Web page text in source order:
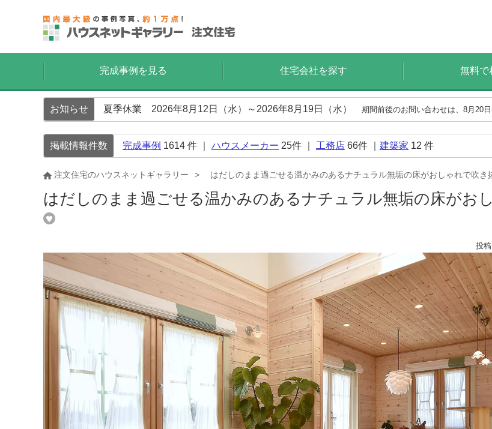
完成事例を見る 住宅会社を探す 無料で
お知らせ 夏季休業 2026年8月12日（水）～2026年8月19日（水） 期間前後のお問い合わせは、8月20
掲載情報件数 完成事例 1614 件 ｜ ハウスメーカー 25件 ｜ 工務店 66件 ｜ 建築家 12 件
注文住宅のハウスネットギャラリー はだしのまま過ごせる温かみのあるナチュラル無垢の床がおしゃれで吹き
はだしのまま過ごせる温かみのあるナチュラル無垢の床がお
投